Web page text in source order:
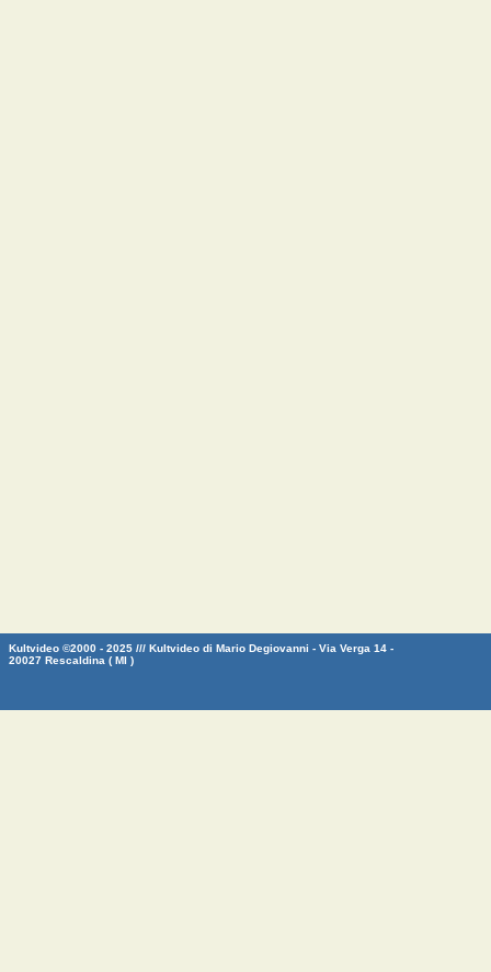
Kultvideo ©2000 - 2025 /// Kultvideo di Mario Degiovanni - Via Verga 14 -
20027 Rescaldina ( MI )